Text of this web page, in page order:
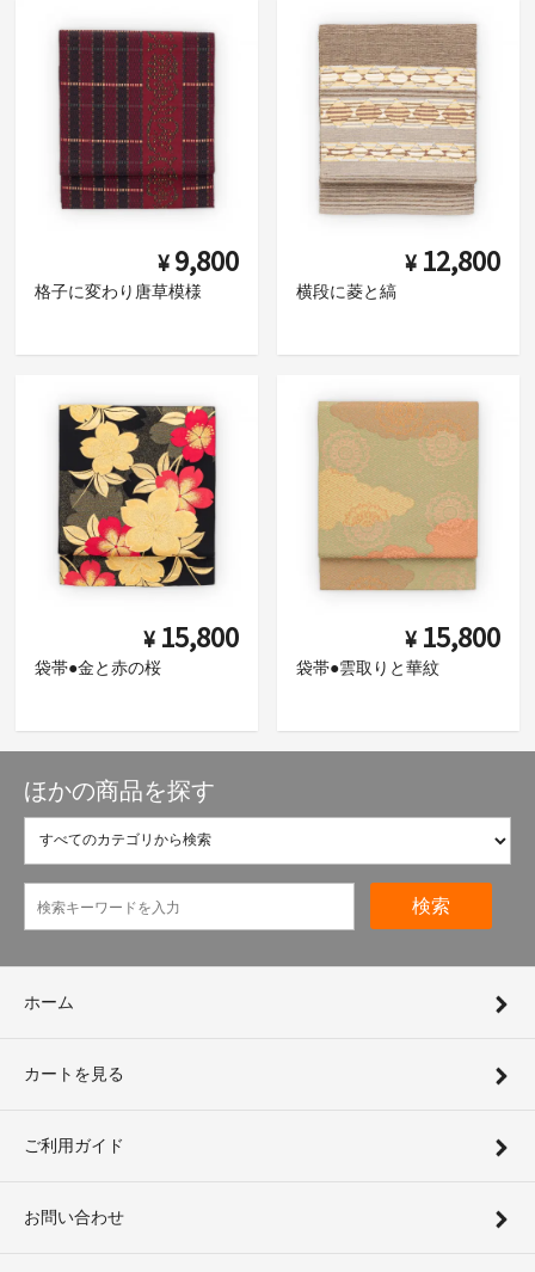
¥ 9,800
格子に変わり唐草模様
¥ 12,800
横段に菱と縞
¥ 15,800
袋帯●金と赤の桜
¥ 15,800
袋帯●雲取りと華紋
ほかの商品を探す
検索
ホーム
カートを見る
ご利用ガイド
お問い合わせ